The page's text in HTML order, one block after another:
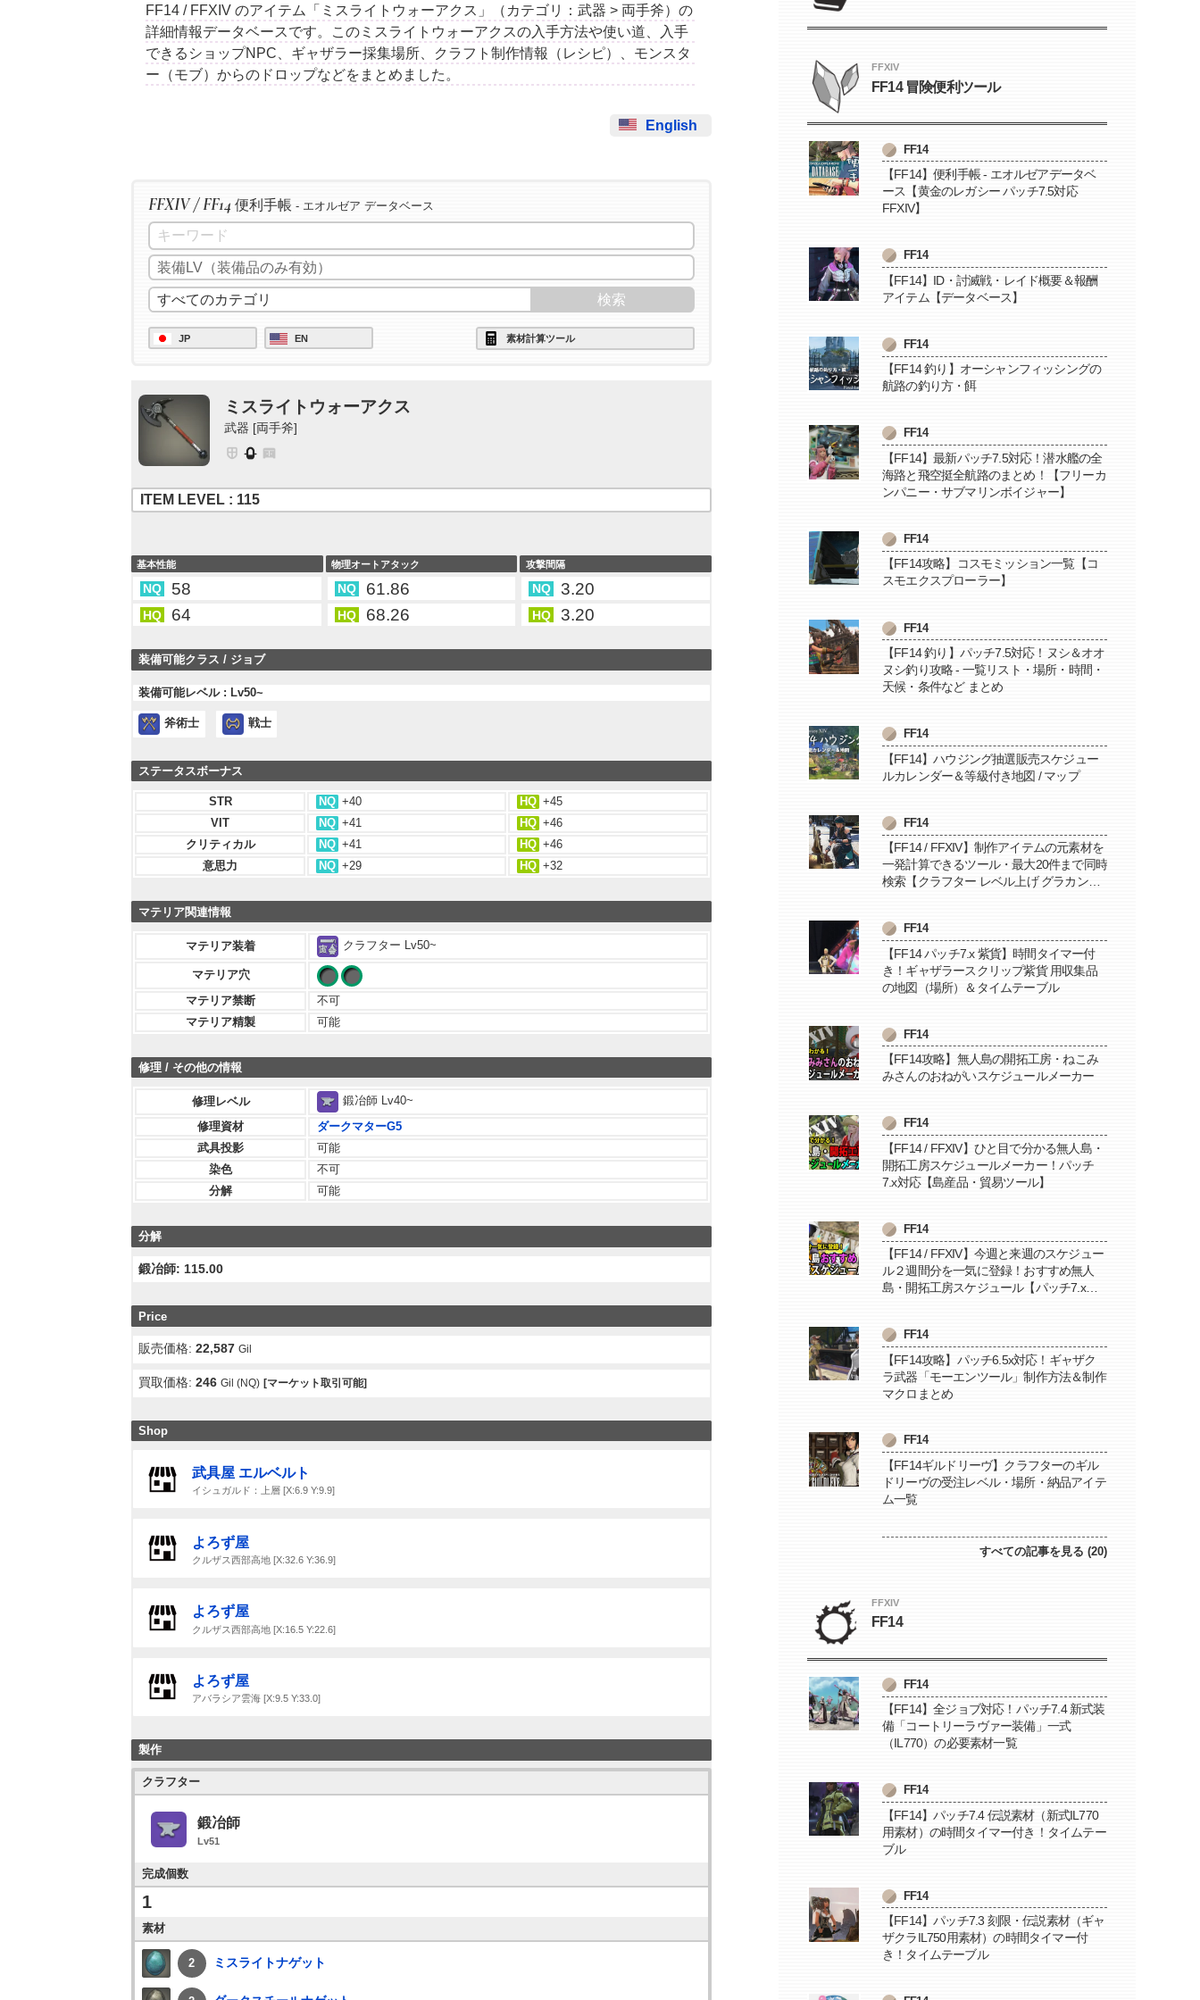
FF14 / FFXIV のアイテム「ミスライトウォーアクス」（カテゴリ：武器 > 両手斧）の
詳細情報データベースです。このミスライトウォーアクスの入手方法や使い道、入手
できるショップNPC、ギャザラー採集場所、クラフト制作情報（レシピ）、モンスタ
ー（モブ）からのドロップなどをまとめました。
English
FFXIV / FF14 便利手帳 - エオルゼア データベース
JP EN 素材計算ツール
ミスライトウォーアクス
武器 [両手斧]
ITEM LEVEL : 115
基本性能
NQ 58
HQ 64
物理オートアタック
NQ 61.86
HQ 68.26
攻撃間隔
NQ 3.20
HQ 3.20
装備可能クラス / ジョブ
装備可能レベル : Lv50~
斧術士 戦士
ステータスボーナス
STR NQ +40 HQ +45
VIT
NQ +41 HQ +46
クリティカル
NQ +41 HQ +46
意思力
NQ +29 HQ +32
マテリア関連情報
マテリア装着 クラフター Lv50~
マテリア穴
マテリア禁断
不可
マテリア精製
可能
修理 / その他の情報
修理レベル
鍛冶師 Lv40~
修理資材
ダークマターG5
武具投影
可能
染色
不可
分解
可能
分解
鍛冶師: 115.00
Price
販売価格:22,587 Gil
買取価格:246 Gil (NQ) [マーケット取引可能]
Shop
武具屋 エルベルト
イシュガルド：上層 [X:6.9 Y:9.9]
よろず屋
クルザス西部高地 [X:32.6 Y:36.9]
よろず屋
クルザス西部高地 [X:16.5 Y:22.6]
よろず屋
アバラシア雲海 [X:9.5 Y:33.0]
製作
クラフター
鍛冶師
Lv51
完成個数
1
素材
2 ミスライトナゲット
FFXIV
FF14 冒険便利ツール
FF14
【FF14】便利手帳 - エオルゼアデータベ
ース【黄金のレガシー パッチ7.5対応
FFXIV】
FF14
【FF14】ID・討滅戦・レイド概要＆報酬
アイテム【データベース】
FF14
【FF14 釣り】オーシャンフィッシングの
航路の釣り方・餌
FF14
【FF14】最新パッチ7.5対応！潜水艦の全
海路と飛空挺全航路のまとめ！【フリーカ
ンパニー・サブマリンボイジャー】
FF14
【FF14攻略】コスモミッション一覧【コ
スモエクスプローラー】
FF14
【FF14 釣り】パッチ7.5対応！ヌシ＆オオ
ヌシ釣り攻略 - 一覧リスト・場所・時間・
天候・条件など まとめ
FF14
【FF14】ハウジング抽選販売スケジュー
ルカレンダー＆等級付き地図 / マップ
FF14
【FF14 / FFXIV】制作アイテムの元素材を
一発計算できるツール・最大20件まで同時
検索【クラフター レベル上げ グラカン納
FF14
【FF14 パッチ7.x 紫貨】時間タイマー付
き！ギャザラースクリップ紫貨 用収集品
の地図（場所）＆タイムテーブル
FF14
【FF14攻略】無人島の開拓工房・ねこみ
みさんのおねがいスケジュールメーカー
FF14
【FF14 / FFXIV】ひと目で分かる無人島・
開拓工房スケジュールメーカー！パッチ
7.x対応【島産品・貿易ツール】
FF14
【FF14 / FFXIV】今週と来週のスケジュー
ル２週間分を一気に登録！おすすめ無人
島・開拓工房スケジュール【パッチ7.x対
FF14
【FF14攻略】パッチ6.5x対応！ギャザク
ラ武器「モーエンツール」制作方法＆制作
マクロまとめ
FF14
【FF14ギルドリーヴ】クラフターのギル
ドリーヴの受注レベル・場所・納品アイテ
ム一覧
すべての記事を見る (20)
FFXIV
FF14
FF14
【FF14】全ジョブ対応！パッチ7.4 新式装
備「コートリーラヴァー装備」一式
（IL770）の必要素材一覧
FF14
【FF14】パッチ7.4 伝説素材（新式IL770
用素材）の時間タイマー付き！タイムテー
ブル
FF14
【FF14】パッチ7.3 刻限・伝説素材（ギャ
ザクラIL750用素材）の時間タイマー付
き！タイムテーブル